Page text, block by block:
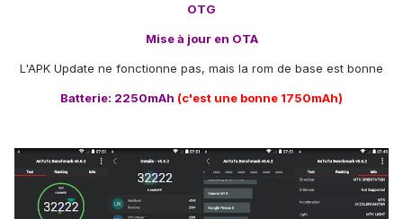
OTG
Mise à jour en OTA
L'APK Update ne fonctionne pas, mais la rom de base est bonne
Batterie: 2250mAh (c'est une bonne 1750mAh)